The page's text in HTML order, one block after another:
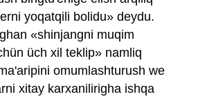
yoqatqili bolidu» deydu.
«shinjangni muqim
üch xil teklip» namliq
omumlashturush we
xitay karxanilirigha ishqa